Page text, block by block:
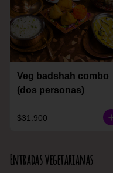
Veg badshah combo
(dos personas)
$31.900
Entradas vegetarianas